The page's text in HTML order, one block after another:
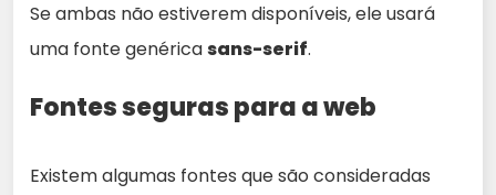
Se ambas não estiverem disponíveis, ele usará
uma fonte genéricasans-serif.
Fontes seguras para a web
Existem algumas fontes que são consideradas